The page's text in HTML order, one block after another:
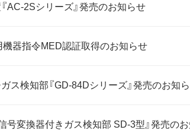
AC-2Sシリーズ』発売のお知らせ
器指令MED認証取得のお知らせ
ス検知部『GD-84Dシリーズ』発売のお知
号変換器付きガス検知部 SD-3型』発売の